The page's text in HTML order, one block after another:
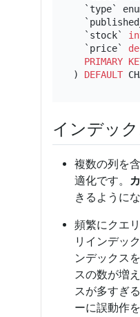
`type`
  `stock`
  `price`
PRIMARY
) DEFAULT
インデッ
複数の列を
適化です。
きるように
頻繁にクエ
リインデッ
ンデックス
スの数が増
スが多すぎ
ーに誤動作